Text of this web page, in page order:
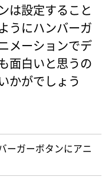
は設定すること
うにハンバーガ
メーションでデ
面白いと思うの
かがでしょう
ーガーボタンにアニ